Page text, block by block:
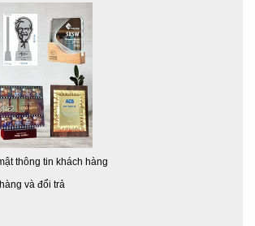
thông tin khách hàng
và đổi trả